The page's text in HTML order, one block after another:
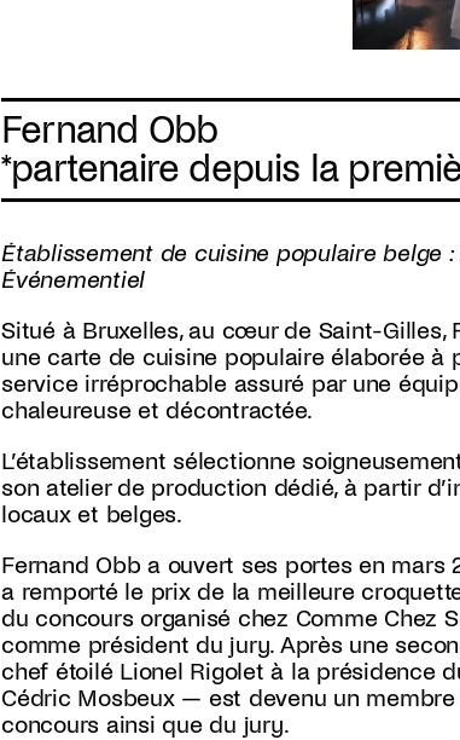
Fernand Obb
*partenaire depuis la
Établissement de cuisine populaire belge
Événementiel
Situé à Bruxelles, au cœur de Saint-Gilles,
une carte de cuisine populaire élaborée à
service irréprochable assuré par une
chaleureuse et décontractée.
L’établissement sélectionne
son atelier de production dédié, à partir
locaux et belges.
Fernand Obb a ouvert ses portes en mars
a remporté le prix de la meilleure
du concours organisé chez Comme Chez
comme président du jury. Après une
chef étoilé Lionel Rigolet à la présidence
Cédric Mosbeux — est devenu un
concours ainsi que du jury.